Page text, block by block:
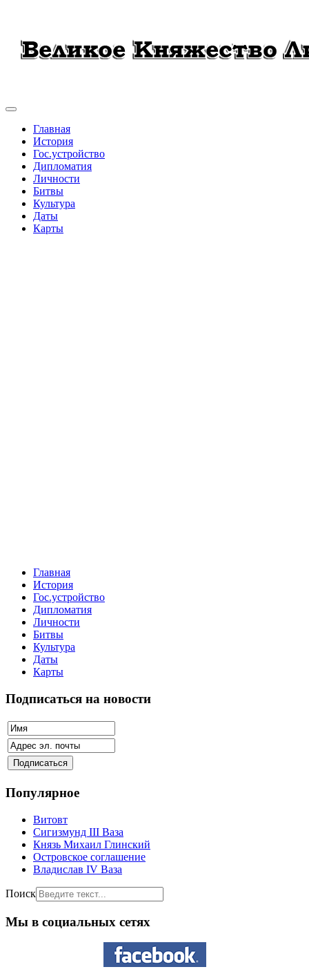
Главная
История
Гос.устройство
Дипломатия
Личности
Битвы
Культура
Даты
Карты
Главная
История
Гос.устройство
Дипломатия
Личности
Битвы
Культура
Даты
Карты
Подписаться на новости
Популярное
Витовт
Сигизмунд III Ваза
Князь Михаил Глинский
Островское соглашение
Владислав IV Ваза
Поиск
Мы в социальных сетях